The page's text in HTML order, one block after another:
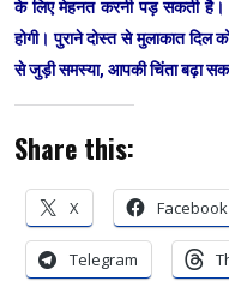
के लिए मेहनत करनी पड़ सकती है।
होगी। पुराने दोस्त से मुलाकात
से जुड़ी समस्या, आपकी चिंता बढ़ा
Share this:
X Facebook
Telegram